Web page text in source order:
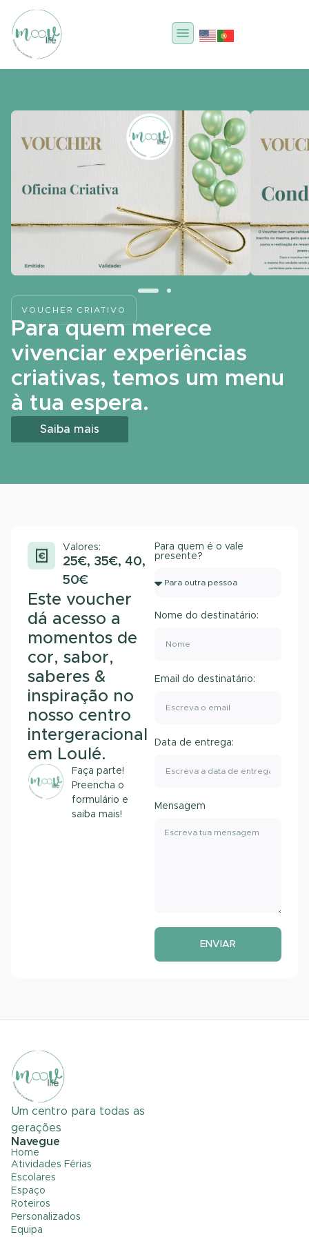
VOUCHER CRIATIVO
Para quem merece
vivenciar experiências
criativas, temos um menu
à tua espera.
Saiba mais
Valores:
25€, 35€, 40,
50€
Este voucher
dá acesso a
momentos de
cor, sabor,
saberes &
inspiração no
nosso centro
intergeracional
em Loulé.
Faça parte!
Preencha o
formulário e
saiba mais!
Para quem é o vale
presente?
Nome do destinatário:
Email do destinatário:
Data de entrega:
Mensagem
ENVIAR
Um centro para todas as
gerações
Navegue
Home
Atividades Férias
Escolares
Espaço
Roteiros
Personalizados
Equipa